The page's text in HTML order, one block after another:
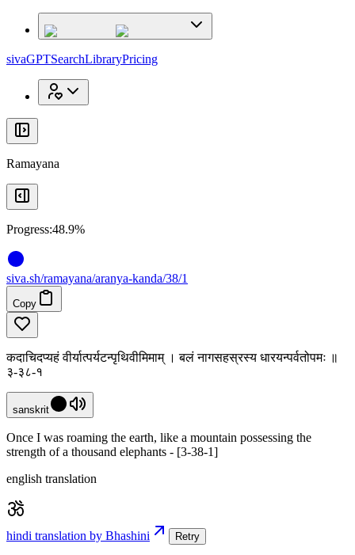
sivaGPTSearchLibraryPricing
Ramayana
Progress:48.9%
siva.sh/ramayana/aranya-kanda/38/1
Copy
कदाचिदप्यहं वीर्यात्पर्यटन्पृथिवीमिमाम् । बलं नागसहस्रस्य धारयन्पर्वतोपमः ॥
३-३८-१
sanskrit
Once I was roaming the earth, like a mountain possessing the
strength of a thousand elephants - [3-38-1]
english translation
hindi translation by Bhashini Retry